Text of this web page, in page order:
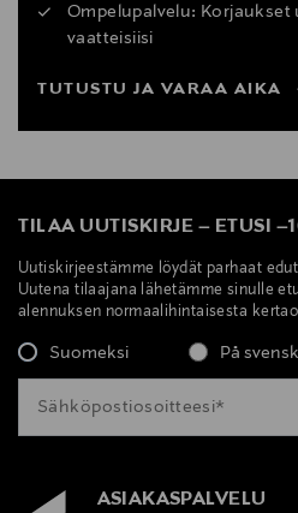
Ompelupalvelu: Korjaukset
vaatteisiisi
TUTUSTU JA VARAA AIKA
TILAA UUTISKIRJE – ETUSI –
Uutiskirjeestämme löydät parhaat
Uutena tilaajana lähetämme sinulle
alennuksen normaalihintaisesta
Suomeksi På
ASIAKASPALVELU